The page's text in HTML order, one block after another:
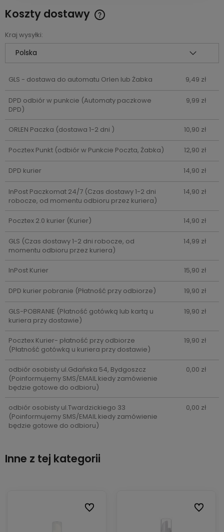
Koszty dostawy
Cena nie zawiera ewentualnych kosztów płatności
Kraj wysyłki:
GLS - dostawa do automatu Orlen lub Żabka 9,49 zł
DPD odbiór w punkcie (Automaty paczkowe
DPD)
9,99 zł
ORLEN Paczka (dostawa 1-2 dni ) 10,90 zł
Pocztex Punkt (odbiór w Punkcie Poczta, Żabka) 12,90 zł
DPD kurier 14,90 zł
InPost Paczkomat 24/7(Czas dostawy 1-2 dni
robocze, od momentu odbioru przez kuriera)
14,90 zł
Pocztex 2.0 kurier (Kurier) 14,90 zł
GLS (Czas dostawy 1-2 dni robocze, od
momentu odbioru przez kuriera)
14,99 zł
InPost Kurier 15,90 zł
DPD kurier pobranie (Płatność przy odbiorze) 19,90 zł
GLS-POBRANIE (Płatność gotówką lub kartą u
kuriera przy dostawie)
19,90 zł
Pocztex Kurier- płatność przy odbiorze
(Płatność gotówką u kuriera przy dostawie)
19,90 zł
odbiór osobisty ul.Gdańska 54, Bydgoszcz
(Poinformujemy SMS/EMAIL kiedy zamówienie
będzie gotowe do odbioru)
0,00 zł
odbiór osobisty ul.Twardzickiego 33
(Poinformujemy SMS/EMAIL kiedy zamówienie
będzie gotowe do odbioru)
0,00 zł
Inne z tej kategorii
Do ulubionych
Do ulubionych Do
Do